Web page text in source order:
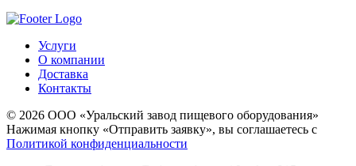
Услуги
О компании
Доставка
Контакты
© 2026 ООО «Уральский завод пищевого оборудования»
Нажимая кнопку «Отправить заявку», вы соглашаетесь с
Политикой конфиденциальности